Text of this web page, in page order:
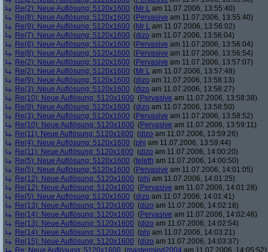
Re(2): Neue Auflösung: 5120x1600 (Mr L am 11.07.2006, 13:55:40)
Re(8): Neue Auflösung: 5120x1600 (Pervasive am 11.07.2006, 13:55:40)
Re(9): Neue Auflösung: 5120x1600 (Mr L am 11.07.2006, 13:56:02)
Re(7): Neue Auflösung: 5120x1600 (dizo am 11.07.2006, 13:56:04)
Re(8): Neue Auflösung: 5120x1600 (Pervasive am 11.07.2006, 13:56:04)
Re(8): Neue Auflösung: 5120x1600 (Pervasive am 11.07.2006, 13:56:54)
Re(2): Neue Auflösung: 5120x1600 (Pervasive am 11.07.2006, 13:57:07)
Re(2): Neue Auflösung: 5120x1600 (Mr L am 11.07.2006, 13:57:48)
Re(9): Neue Auflösung: 5120x1600 (dizo am 11.07.2006, 13:58:13)
Re(3): Neue Auflösung: 5120x1600 (dizo am 11.07.2006, 13:58:27)
Re(10): Neue Auflösung: 5120x1600 (Pervasive am 11.07.2006, 13:58:38)
Re(9): Neue Auflösung: 5120x1600 (dizo am 11.07.2006, 13:58:50)
Re(3): Neue Auflösung: 5120x1600 (Pervasive am 11.07.2006, 13:58:52)
Re(10): Neue Auflösung: 5120x1600 (Pervasive am 11.07.2006, 13:59:11)
Re(11): Neue Auflösung: 5120x1600 (dizo am 11.07.2006, 13:59:26)
Re(4): Neue Auflösung: 5120x1600 (phj am 11.07.2006, 13:59:44)
Re(11): Neue Auflösung: 5120x1600 (dizo am 11.07.2006, 14:00:20)
Re(5): Neue Auflösung: 5120x1600 (teleth am 11.07.2006, 14:00:50)
Re(5): Neue Auflösung: 5120x1600 (Pervasive am 11.07.2006, 14:01:05)
Re(12): Neue Auflösung: 5120x1600 (phj am 11.07.2006, 14:01:25)
Re(12): Neue Auflösung: 5120x1600 (Pervasive am 11.07.2006, 14:01:28)
Re(5): Neue Auflösung: 5120x1600 (dizo am 11.07.2006, 14:01:41)
Re(13): Neue Auflösung: 5120x1600 (dizo am 11.07.2006, 14:02:18)
Re(14): Neue Auflösung: 5120x1600 (Pervasive am 11.07.2006, 14:02:46)
Re(13): Neue Auflösung: 5120x1600 (dizo am 11.07.2006, 14:02:54)
Re(14): Neue Auflösung: 5120x1600 (phj am 11.07.2006, 14:03:21)
Re(15): Neue Auflösung: 5120x1600 (dizo am 11.07.2006, 14:03:37)
Re: Neue Auflösung: 5120x1600 (mastermind2004 am 11.07.2006, 14:05:52)